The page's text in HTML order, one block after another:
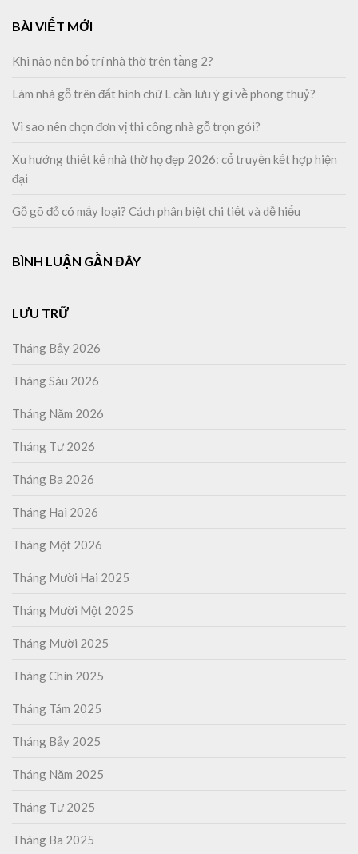
BÀI VIẾT MỚI
Khi nào nên bố trí nhà thờ trên tầng 2?
Làm nhà gỗ trên đất hình chữ L cần lưu ý gì về phong thuỷ?
Vì sao nên chọn đơn vị thi công nhà gỗ trọn gói?
Xu hướng thiết kế nhà thờ họ đẹp 2026: cổ truyền kết hợp hiện
đại
Gỗ gõ đỏ có mấy loại? Cách phân biệt chi tiết và dễ hiểu
BÌNH LUẬN GẦN ĐÂY
LƯU TRỮ
Tháng Bảy 2026
Tháng Sáu 2026
Tháng Năm 2026
Tháng Tư 2026
Tháng Ba 2026
Tháng Hai 2026
Tháng Một 2026
Tháng Mười Hai 2025
Tháng Mười Một 2025
Tháng Mười 2025
Tháng Chín 2025
Tháng Tám 2025
Tháng Bảy 2025
Tháng Năm 2025
Tháng Tư 2025
Tháng Ba 2025